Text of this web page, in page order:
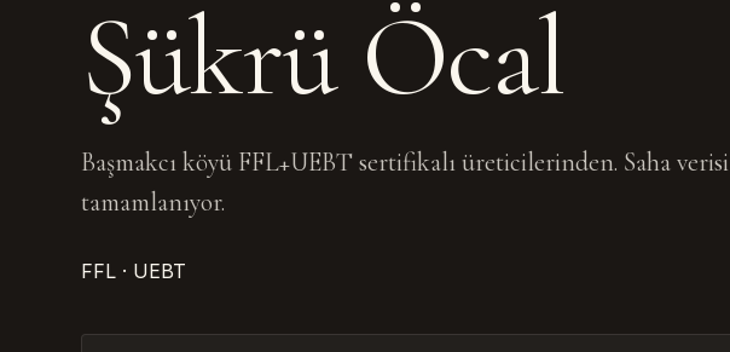
Şükrü Öcal
Başmakcı köyü FFL+UEBT sertifikalı üreticilerinden. Saha verisi
tamamlanıyor.
FFL · UEBT